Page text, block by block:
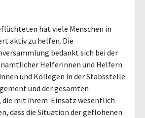
hat viele Menschen in
aktiv zu helfen. Die
bedankt sich bei der
Helferinnen und Helfern
und Kollegen in der Stabsstelle
und der gesamten
mit ihrem Einsatz wesentlich
dass die Situation der geflohenen